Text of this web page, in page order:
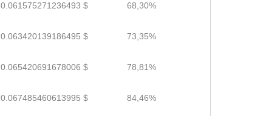
0.061575271236493 $ 68,30%
0.063420139186495 $ 73,35%
0.065420691678006 $ 78,81%
0.067485460613995 $ 84,46%